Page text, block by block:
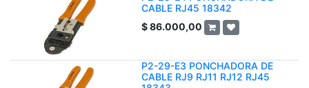
CABLE RJ45 18342
$86.000,00
P2-29-E3 PONCHADORA DE
CABLE RJ9 RJ11 RJ12 RJ45